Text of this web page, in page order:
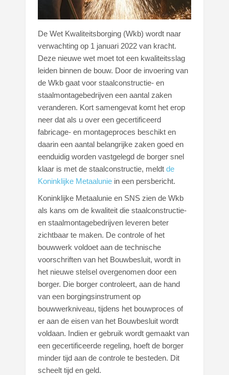
De Wet Kwaliteitsborging (Wkb) wordt naar
verwachting op 1 januari 2022 van kracht.
Deze nieuwe wet moet tot een kwaliteitsslag
leiden binnen de bouw. Door de invoering van
de Wkb gaat voor staalconstructie- en
staalmontagebedrijven een aantal zaken
veranderen. Kort samengevat komt het erop
neer dat als u over een gecertificeerd
fabricage- en montageproces beschikt en
daarin een aantal belangrijke zaken goed en
eenduidig worden vastgelegd de borger snel
klaar is met de staalconstructie, meldtde
Koninklijke Metaalunie in een persbericht.
Koninklijke Metaalunie en SNS zien de Wkb
als kans om de kwaliteit die staalconstructie-
en staalmontagebedrijven leveren beter
zichtbaar te maken. De controle of het
bouwwerk voldoet aan de technische
voorschriften van het Bouwbesluit, wordt in
het nieuwe stelsel overgenomen door een
borger. Die borger controleert, aan de hand
van een borgingsinstrument op
bouwwerkniveau, tijdens het bouwproces of
er aan de eisen van het Bouwbesluit wordt
voldaan. Indien er gebruik wordt gemaakt van
een gecertificeerde regeling, hoeft de borger
minder tijd aan de controle te besteden. Dit
scheelt tijd en geld.